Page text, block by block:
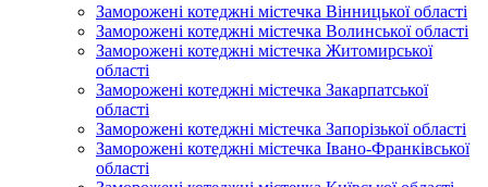
Заморожені котеджні містечка Вінницької області
Заморожені котеджні містечка Волинської області
Заморожені котеджні містечка Житомирської
області
Заморожені котеджні містечка Закарпатської
області
Заморожені котеджні містечка Запорізької області
Заморожені котеджні містечка Івано-Франківської
області